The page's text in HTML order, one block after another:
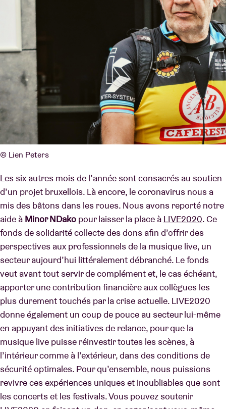
© Lien Peters
Les six autres mois de l’année sont consacrés au soutien
d’un projet bruxellois. Là encore, le coronavirus nous a
mis des bâtons dans les roues. Nous avons reporté notre
aide à Minor NDako pour laisser la place à LIVE2020. Ce
fonds de solidarité collecte des dons afin d’offrir des
perspectives aux professionnels de la musique live, un
secteur aujourd’hui littéralement débranché. Le fonds
veut avant tout servir de complément et, le cas échéant,
apporter une contribution financière aux collègues les
plus durement touchés par la crise actuelle. LIVE2020
donne également un coup de pouce au secteur lui-même
en appuyant des initiatives de relance, pour que la
musique live puisse réinvestir toutes les scènes, à
l’intérieur comme à l’extérieur, dans des conditions de
sécurité optimales. Pour qu’ensemble, nous puissions
revivre ces expériences uniques et inoubliables que sont
les concerts et les festivals. Vous pouvez soutenir